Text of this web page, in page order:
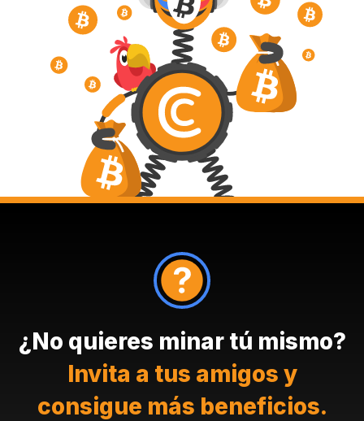
¿No quieres minar tú mismo?
Invita a tus amigos y
consigue más beneficios.